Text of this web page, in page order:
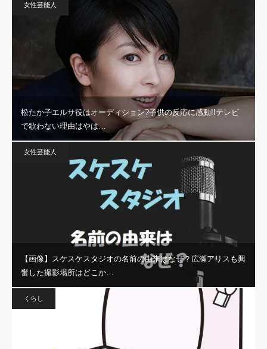
女性芸能人
松たか子エルサ役はオーディション?子供の反応に感動!!テレビ
で歌わない理由はやは…
女性芸能人
【画像】スケスケスタジオの名前の由来はなぜ？広瀬アリスも興
奮した撮影場所はどこか…
くらし